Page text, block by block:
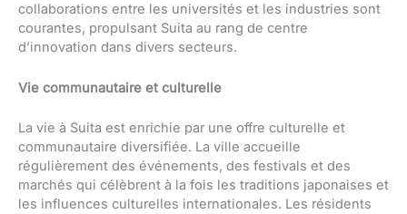
collaborations entre les universités et les industries sont
courantes, propulsant Suita au rang de centre
d’innovation dans divers secteurs.
Vie communautaire et culturelle
La vie à Suita est enrichie par une offre culturelle et
communautaire diversifiée. La ville accueille
régulièrement des événements, des festivals et des
marchés qui célèbrent à la fois les traditions japonaises et
les influences culturelles internationales. Les résidents